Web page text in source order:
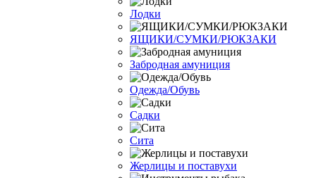
Лодки
ЯЩИКИ/СУМКИ/РЮКЗАКИ
Забродная амуниция
Одежда/Обувь
Садки
Сита
Жерлицы и поставухи